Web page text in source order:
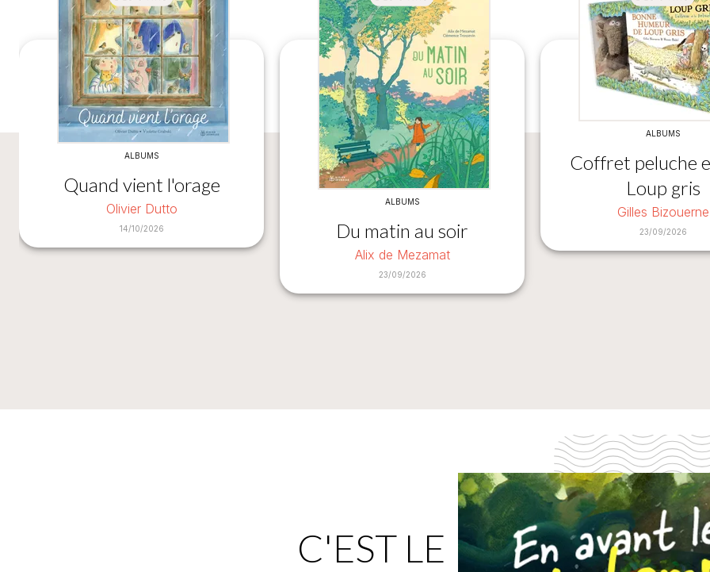
ALBUMS
Quand vient l'orage
Olivier Dutto
14/10/2026
ALBUMS
Du matin au soir
Alix de Mezamat
23/09/2026
ALBUMS
Coffret peluche
Loup gris
Gilles Bizouerne
23/09/2026
C'EST LE